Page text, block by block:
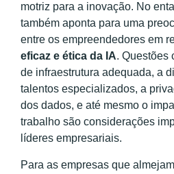
motriz para a inovação. No
também aponta para uma
entre os empreendedores em
eficaz e ética da IA. Questões
de infraestrutura adequada, a
talentos especializados, a
dos dados, e até mesmo o
trabalho são considerações
líderes empresariais.
Para as empresas que